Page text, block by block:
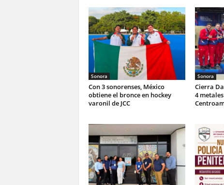
Sonora
Con 3 sonorenses, México
obtiene el bronce en hockey
varonil de JCC
Sonora
Cierra
4